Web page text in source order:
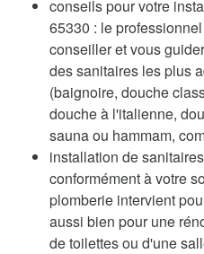
conseils pour votre
65330 : le
conseiller et vous
des sanitaires les plus
(baignoire, douche
douche à l'italienne,
sauna ou hammam,
installation de
conformément à votre
plomberie intervient
aussi bien pour une
de toilettes ou d'une